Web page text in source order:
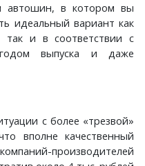
автошин, в котором вы
идеальный вариант как
так и в соответствии с
выпуска и даже
с более «трезвой»
вполне качественный
производителей